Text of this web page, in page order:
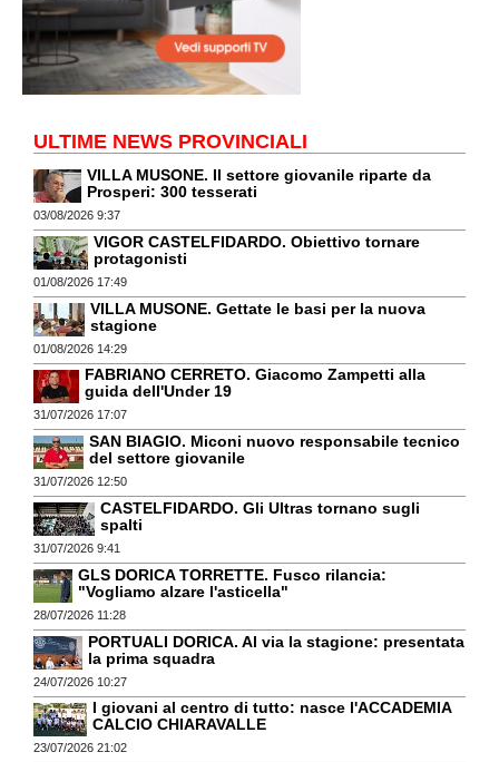
ULTIME NEWS PROVINCIALI
VILLA MUSONE. Il settore giovanile riparte da
Prosperi: 300 tesserati
03/08/2026 9:37
VIGOR CASTELFIDARDO. Obiettivo tornare
protagonisti
01/08/2026 17:49
VILLA MUSONE. Gettate le basi per la nuova
stagione
01/08/2026 14:29
FABRIANO CERRETO. Giacomo Zampetti alla
guida dell'Under 19
31/07/2026 17:07
SAN BIAGIO. Miconi nuovo responsabile tecnico
del settore giovanile
31/07/2026 12:50
CASTELFIDARDO. Gli Ultras tornano sugli
spalti
31/07/2026 9:41
GLS DORICA TORRETTE. Fusco rilancia:
"Vogliamo alzare l'asticella"
28/07/2026 11:28
PORTUALI DORICA. Al via la stagione: presentata
la prima squadra
24/07/2026 10:27
I giovani al centro di tutto: nasce l'ACCADEMIA
CALCIO CHIARAVALLE
23/07/2026 21:02